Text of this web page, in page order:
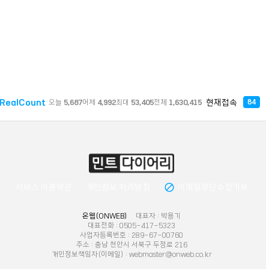
RealCount 오늘 5,687어제 4,992최대 53,405전체 1,630,415 현재접속 84
block
온웹(ONWEB)
대표자 : 박용기
대표전화 : 0505-417-5323
사업자등록번호 : 289-67-00760
주소 : 충남 천안시 서북구 두정로 216
개인정보책임자(이메일) : webmaster@onweb.co.kr